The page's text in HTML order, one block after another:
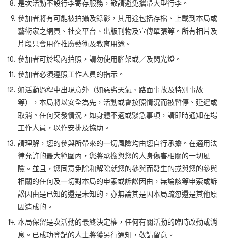
是次活動不設行李寄存服務，敬請避免攜帶大型行李。
參加者將有可能被拍攝及錄影，其用途包括存檔、上載到本局或
藝術家之網頁、社交平台、出版刊物及宣傳單張等。所有相片及
片段只會用作推廣藝術及教育用途。
參加者可於場內拍照，請勿使用腳架或／及閃光燈。
參加者必須遵照工作人員的指示。
如活動過程中出現意外（如惡劣天氣、路面事故及特別事故
等），本局將以安全為先，活動或會按照情況而被暫停、延遲或
取消。任何突發情況，如身體不適或緊急事項，請即時通知在場
工作人員，以作安排及協助。
請理解，您的參與所帶來的一切風險均由您自行承擔。在適用法
律允許的最大範圍內，您將承擔與您的人身傷害相關的一切風
險。並且，您同意免除和解除就您的參與而發生的或與您的參與
相關的任何及一切對本局的申索或訴訟因由，無論該等申索或訴
訟因由是已知的還是未知的，亦無論其是因本局疏忽還是其他原
因造成的。
本局保留是次活動的最終決定權，任何有關活動的臨時改動或消
息。已成功登記的人士將獲另行通知，敬請留意。